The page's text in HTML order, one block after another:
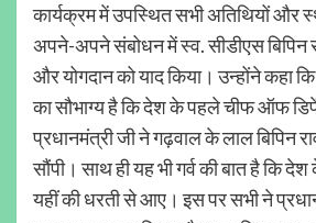
कार्यक्रम में उपस्थित सभी अतिथियों और
अपने-अपने संबोधन में स्व. सीडीएस बिपिन
और योगदान को याद किया। उन्होंने कहा
का सौभाग्य है कि देश के पहले चीफ ऑफ
प्रधानमंत्री जी ने गढ़वाल के लाल बिपिन
सौंपी। साथ ही यह भी गर्व की बात है कि
यहीं की धरती से आए। इस पर सभी ने